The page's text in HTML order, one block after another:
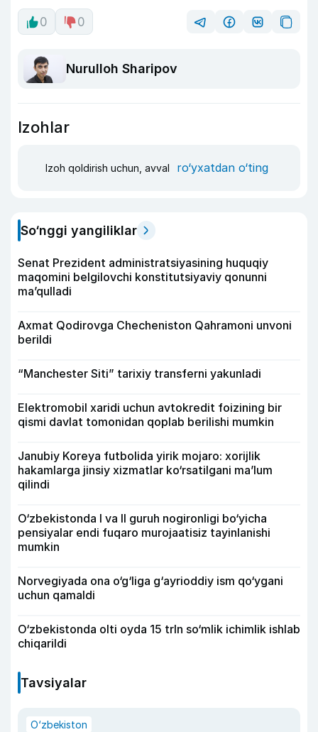
0 0
Nurulloh Sharipov
Izohlar
Izoh qoldirish uchun, avval ro‘yxatdan o‘ting
So‘nggi yangiliklar
Senat Prezident administratsiyasining huquqiy
maqomini belgilovchi konstitutsiyaviy qonunni
ma’qulladi
Axmat Qodirovga Checheniston Qahramoni unvoni
berildi
“Manchester Siti” tarixiy transferni yakunladi
Elektromobil xaridi uchun avtokredit foizining bir
qismi davlat tomonidan qoplab berilishi mumkin
Janubiy Koreya futbolida yirik mojaro: xorijlik
hakamlarga jinsiy xizmatlar ko‘rsatilgani ma’lum
qilindi
O‘zbekistonda I va II guruh nogironligi bo‘yicha
pensiyalar endi fuqaro murojaatisiz tayinlanishi
mumkin
Norvegiyada ona o‘g‘liga g‘ayrioddiy ism qo‘ygani
uchun qamaldi
O‘zbekistonda olti oyda 15 trln so‘mlik ichimlik ishlab
chiqarildi
Tavsiyalar
O‘zbekiston